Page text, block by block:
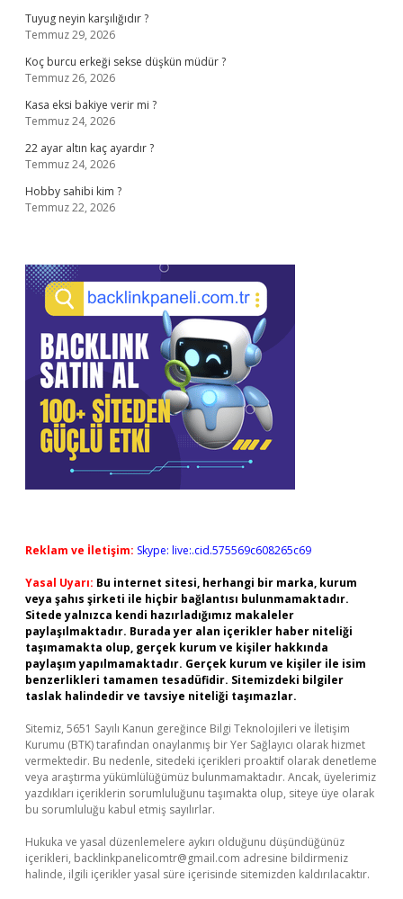
Tuyug neyin karşılığıdır ?
Temmuz 29, 2026
Koç burcu erkeği sekse düşkün müdür ?
Temmuz 26, 2026
Kasa eksi bakiye verir mi ?
Temmuz 24, 2026
22 ayar altın kaç ayardır ?
Temmuz 24, 2026
Hobby sahibi kim ?
Temmuz 22, 2026
Reklam ve İletişim: Skype: live:.cid.575569c608265c69
Yasal Uyarı: Bu internet sitesi, herhangi bir marka, kurum
veya şahıs şirketi ile hiçbir bağlantısı bulunmamaktadır.
Sitede yalnızca kendi hazırladığımız makaleler
paylaşılmaktadır. Burada yer alan içerikler haber niteliği
taşımamakta olup, gerçek kurum ve kişiler hakkında
paylaşım yapılmamaktadır. Gerçek kurum ve kişiler ile isim
benzerlikleri tamamen tesadüfidir. Sitemizdeki bilgiler
taslak halindedir ve tavsiye niteliği taşımazlar.
Sitemiz, 5651 Sayılı Kanun gereğince Bilgi Teknolojileri ve İletişim
Kurumu (BTK) tarafından onaylanmış bir Yer Sağlayıcı olarak hizmet
vermektedir. Bu nedenle, sitedeki içerikleri proaktif olarak denetleme
veya araştırma yükümlülüğümüz bulunmamaktadır. Ancak, üyelerimiz
yazdıkları içeriklerin sorumluluğunu taşımakta olup, siteye üye olarak
bu sorumluluğu kabul etmiş sayılırlar.
Hukuka ve yasal düzenlemelere aykırı olduğunu düşündüğünüz
içerikleri, backlinkpanelicomtr@gmail.com adresine bildirmeniz
halinde, ilgili içerikler yasal süre içerisinde sitemizden kaldırılacaktır.